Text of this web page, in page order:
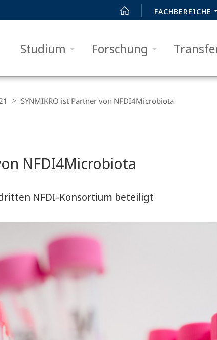
FACHBEREICHE
Studium Forschung
SYNMIKRO ist Partner von NFDI4Microbiota
NFDI4Microbiota
NFDI-Konsortium beteiligt